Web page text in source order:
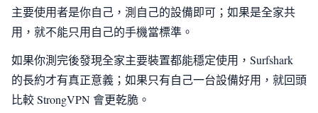
主要使用者是你自己，測自己的設備即可；如果是全家共
用，就不能只用自己的手機當標準。
如果你測完後發現全家主要裝置都能穩定使用，Surfshark
的長約才有真正意義；如果只有自己一台設備好用，就回頭
比較 StrongVPN 會更乾脆。